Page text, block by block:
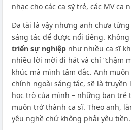
nhạc cho các ca sỹ trẻ, các MV ca
Đa tài là vậy nhưng anh chưa
sáng tác để được nổi tiếng. Không
triển sự nghiệpnhư nhiều ca sĩ
nhiều lời mời đi hát và chỉ “chậm
khúc mà mình tâm đắc. Anh
chính ngoài sáng tác, sẽ là truyền
học trò của mình – những bạn trẻ
muốn trở thành ca sĩ. Theo anh,
yêu nghề chứ không phải yêu tiền.